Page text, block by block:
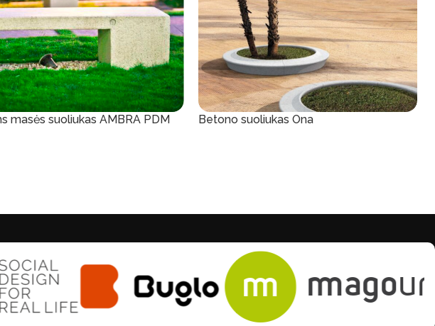
masės suoliukas AMBRA PDM Betono suoliukas Ona